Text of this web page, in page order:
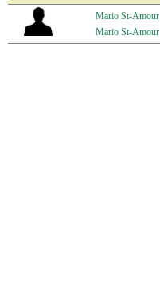
Mario St-Amour
Mario St-Amour